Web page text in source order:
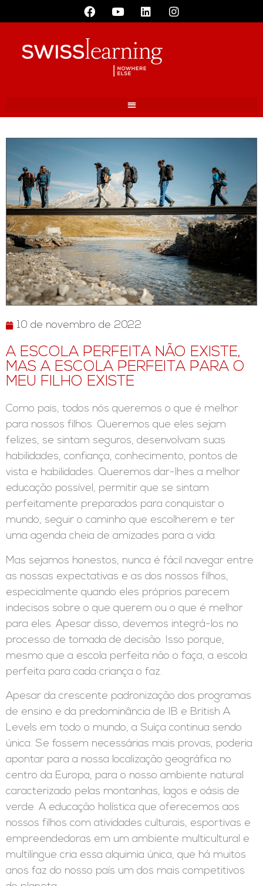
10 de novembro de 2022
A ESCOLA PERFEITA NÃO EXISTE,
MAS A ESCOLA PERFEITA PARA O
MEU FILHO EXISTE
Como pais, todos nós queremos o que é melhor
para nossos filhos. Queremos que eles sejam
felizes, se sintam seguros, desenvolvam suas
habilidades, confiança, conhecimento, pontos de
vista e habilidades. Queremos dar-lhes a melhor
educação possível, permitir que se sintam
perfeitamente preparados para conquistar o
mundo, seguir o caminho que escolherem e ter
uma agenda cheia de amizades para a vida.
Mas sejamos honestos, nunca é fácil navegar entre
as nossas expectativas e as dos nossos filhos,
especialmente quando eles próprios parecem
indecisos sobre o que querem ou o que é melhor
para eles. Apesar disso, devemos integrá-los no
processo de tomada de decisão. Isso porque,
mesmo que a escola perfeita não o faça, a escola
perfeita para cada criança o faz.
Apesar da crescente padronização dos programas
de ensino e da predominância de IB e British A
Levels em todo o mundo, a Suíça continua sendo
única. Se fossem necessárias mais provas, poderia
apontar para a nossa localização geográfica no
centro da Europa, para o nosso ambiente natural
caracterizado pelas montanhas, lagos e oásis de
verde. A educação holística que oferecemos aos
nossos filhos com atividades culturais, esportivas e
empreendedoras em um ambiente multicultural e
multilíngue cria essa alquimia única, que há muitos
anos faz do nosso país um dos mais competitivos